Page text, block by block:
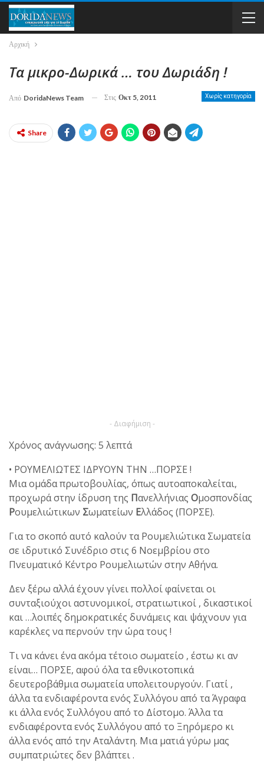
Αρχική
Τα μικρο-Δωρικά … του Δωριάδη !
Χωρίς κατηγορία
Από DoridaNews Team Στις Οκτ 5, 2011
Share
- Διαφήμιση -
Χρόνος ανάγνωσης: 5 λεπτά
• ΡΟΥΜΕΛΙΩΤΕΣ ΙΔΡΥΟΥΝ ΤΗΝ …ΠΟΡΣΕ !
Μια ομάδα πρωτοβουλίας, όπως αυτοαποκαλείται,
προχωρά στην ίδρυση της Πανελλήνιας Ομοσπονδίας
Ρουμελιώτικων Σωματείων Ελλάδος (ΠΟΡΣΕ).
Για το σκοπό αυτό καλούν τα Ρουμελιώτικα Σωματεία
σε ιδρυτικό Συνέδριο στις 6 Νοεμβρίου στο
Πνευματικό Κέντρο Ρουμελιωτών στην Αθήνα.
Δεν ξέρω αλλά έχουν γίνει πολλοί φαίνεται οι
συνταξιούχοι αστυνομικοί, στρατιωτικοί , δικαστικοί
και …λοιπές δημοκρατικές δυνάμεις και ψάχνουν για
καρέκλες να περνούν την ώρα τους !
Τι να κάνει ένα ακόμα τέτοιο σωματείο , έστω κι αν
είναι… ΠΟΡΣΕ, αφού όλα τα εθνικοτοπικά
δευτεροβάθμια σωματεία υπολειτουργούν. Γιατί ,
άλλα τα ενδιαφέροντα ενός Συλλόγου από τα Άγραφα
κι άλλα ενός Συλλόγου από το Δίστομο. Άλλα τα
ενδιαφέροντα ενός Συλλόγου από το Ξηρόμερο κι
άλλα ενός από την Αταλάντη. Μια ματιά γύρω μας
συμπατριώτες δεν βλάπτει .